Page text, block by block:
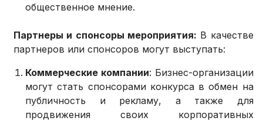
общественное мнение.
Партнеры и спонсоры мероприятия: В качестве
партнеров или спонсоров могут выступать:
Коммерческие компании: Бизнес-организации
могут стать спонсорами конкурса в обмен на
публичность и рекламу, а также для
продвижения своих корпоративных